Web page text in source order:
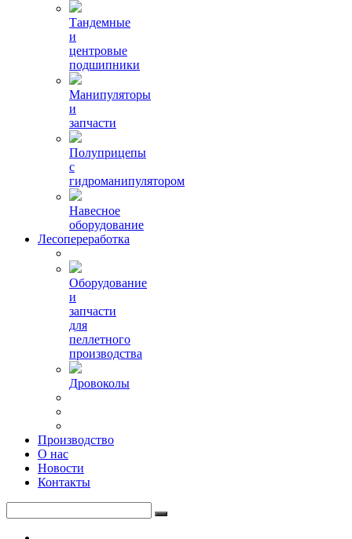
Тандемные
и
центровые
подшипники
Манипуляторы
и
запчасти
Полуприцепы
с
гидроманипулятором
Навесное
оборудование
Лесопереработка
Оборудование
и
запчасти
для
пеллетного
производства
Дровоколы
Производство
О нас
Новости
Контакты